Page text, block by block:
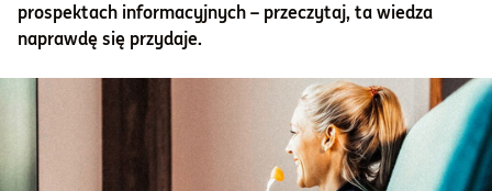
prospektach informacyjnych – przeczytaj, ta wiedza
naprawdę się przydaje.